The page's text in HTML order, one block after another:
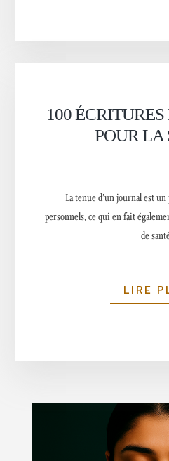
100
POUR LA
La tenue d’un journal est
personnels, ce qui en fait
de
LIRE